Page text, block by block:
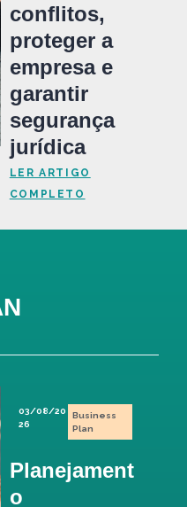
conflitos,
proteger a
empresa e
garantir
segurança
jurídica
LER ARTIGO
COMPLETO
03/08/20
26
Business
Plan
Planejament
o